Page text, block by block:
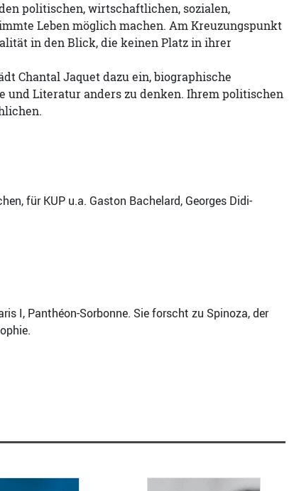
politischen, wirtschaftlichen, sozialen,
Leben möglich machen. Am Kreuzungspunkt
in den Blick, die keinen Platz in ihrer
Chantal Jaquet dazu ein, biographische
und Literatur anders zu denken. Ihrem politischen
für KUP u.a. Gaston Bachelard, Georges Didi-
I, Panthéon-Sorbonne. Sie forscht zu Spinoza, der